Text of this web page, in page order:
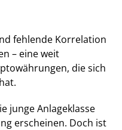
fehlende Korrelation
– eine weit
die sich
junge Anlageklasse
erscheinen. Doch ist